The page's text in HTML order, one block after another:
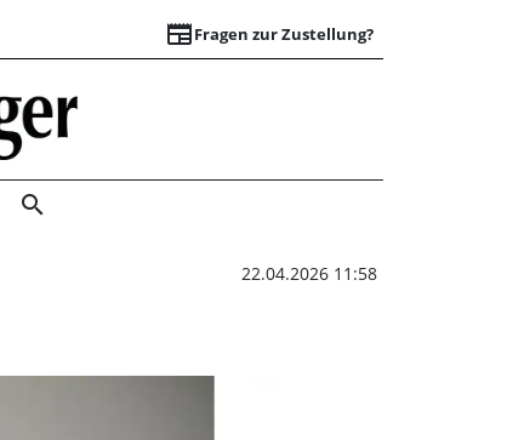
newspaperFragen zur Zustellung?
Rat beschließt
search
22.04.2026 11:58